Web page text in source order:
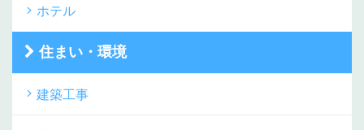
ホテル
住まい・環境
建築工事